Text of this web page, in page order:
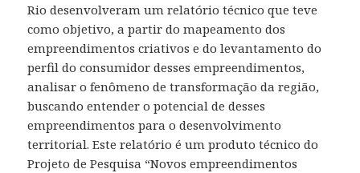
Rio desenvolveram um relatório técnico que teve
como objetivo, a partir do mapeamento dos
empreendimentos criativos e do levantamento do
perfil do consumidor desses empreendimentos,
analisar o fenômeno de transformação da região,
buscando entender o potencial de desses
empreendimentos para o desenvolvimento
territorial. Este relatório é um produto técnico do
Projeto de Pesquisa “Novos empreendimentos